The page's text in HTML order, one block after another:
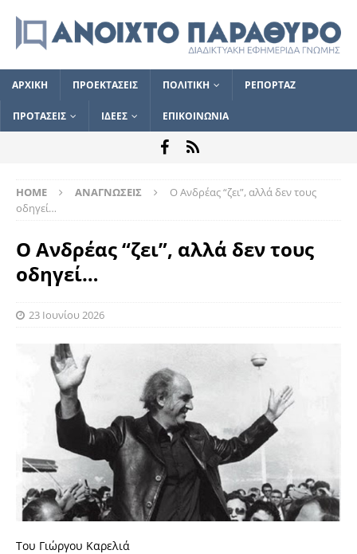
ΑΡΧΙΚΗ ΠΡΟΕΚΤΑΣΕΙΣ ΠΟΛΙΤΙΚΗ ΡΕΠΟΡΤΑΖ
ΠΡΟΤΑΣΕΙΣ ΙΔΕΕΣ ΕΠΙΚΟΙΝΩΝΙΑ
HOME ΑΝΑΓΝΩΣΕΙΣ
Ο Ανδρέας “ζει”, αλλά δεν τους
οδηγεί…
Ο Ανδρέας “ζει”, αλλά δεν τους
οδηγεί…
23 Ιουνίου 2026
Του Γιώργου Καρελιά